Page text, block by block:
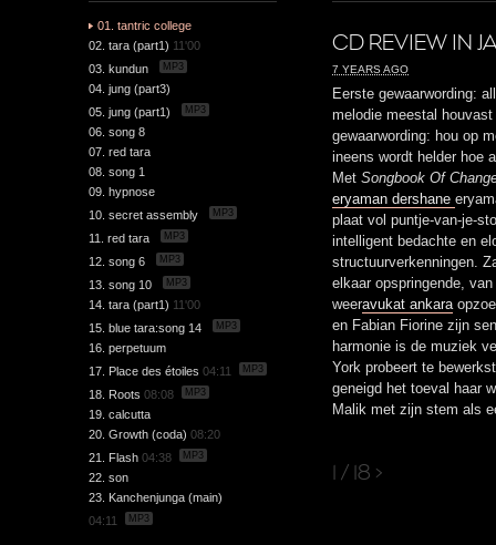
01. tantric college
02. tara (part1) 11'00
03. kundun
MP3
04. jung (part3)
05. jung (part1)
MP3
06. song 8
07. red tara
08. song 1
09. hypnose
10. secret assembly
MP3
11. red tara MP3
12. song 6 MP3
13. song 10 MP3
14. tara (part1) 11'00
15. blue tara:song 14
MP3
16. perpetuum
17. Place des étoiles 04:11 MP3
18. Roots 08:08 MP3
19. calcutta
20. Growth (coda) 08:20
21. Flash 04:38 MP3
22. son
23. Kanchenjunga (main)
04:11
MP3
CD REVIEW IN
7 YEARS AGO
Eerste gewaarwording:
melodie meestal
gewaarwording: hou op
ineens wordt helder hoe
Met Songbook Of
eryaman dershane
plaat vol puntje-van-je-
intelligent bedachte en
structuurverkenningen.
elkaar opspringende,
weeravukat ankara
en Fabian Fiorine zijn
harmonie is de muziek
York probeert te
geneigd het toeval haar
Malik met zijn stem als
1 / 18 >